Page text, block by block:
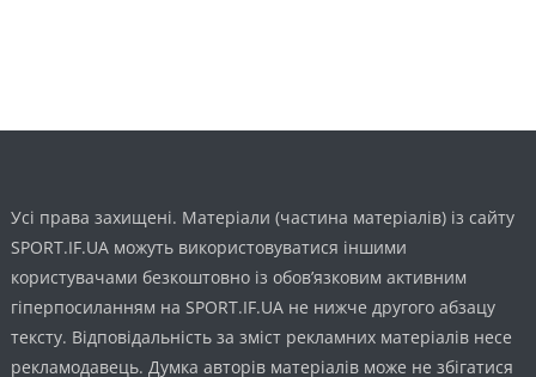
Усі права захищені. Матеріали (частина матеріалів) із сайту
SPORT.IF.UA можуть використовуватися іншими
користувачами безкоштовно із обов’язковим активним
гіперпосиланням на SPORT.IF.UA не нижче другого абзацу
тексту. Відповідальність за зміст рекламних матеріалів несе
рекламодавець. Думка авторів матеріалів може не збігатися